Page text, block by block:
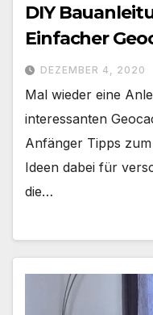
DIY
Einfacher
DEZEMBER 4, 2020
Mal wieder eine
interessanten
Anfänger Tipps
Ideen dabei für
die…